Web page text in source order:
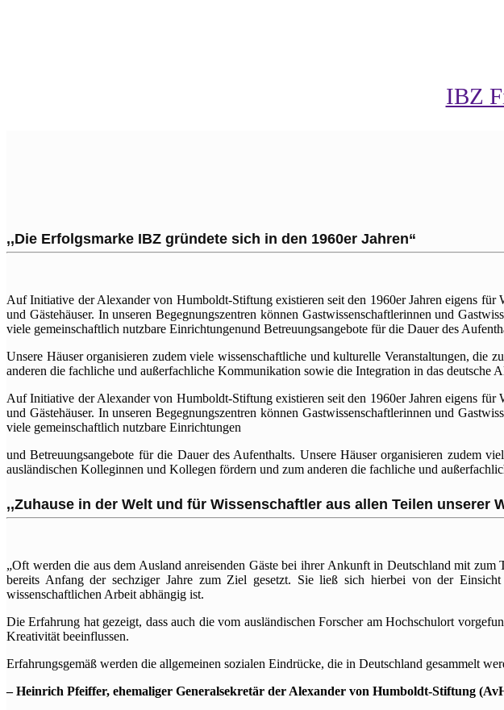
IBZ
,,Die Erfolgsmarke IBZ gründete sich in den 1960er Jahren“
Auf Initiative der Alexander von Humboldt-Stiftung existieren seit den 1960er Jahren eigens für
und Gästehäuser. In unseren Begegnungszentren können Gastwissenschaftlerinnen und
viele gemeinschaftlich nutzbare Einrichtungenund Betreuungsangebote für die Dauer des
Unsere Häuser organisieren zudem viele wissenschaftliche und kulturelle Veranstaltungen,
anderen die fachliche und außerfachliche Kommunikation sowie die Integration in das deutsche
Auf Initiative der Alexander von Humboldt-Stiftung existieren seit den 1960er Jahren eigens für
und Gästehäuser. In unseren Begegnungszentren können Gastwissenschaftlerinnen und
viele gemeinschaftlich nutzbare Einrichtungen
und Betreuungsangebote für die Dauer des Aufenthalts. Unsere Häuser organisieren zudem
ausländischen Kolleginnen und Kollegen fördern und zum anderen die fachliche und
,,Zuhause in der Welt und für Wissenschaftler aus allen Teilen unserer
„Oft werden die aus dem Ausland anreisenden Gäste bei ihrer Ankunft in Deutschland mit
bereits Anfang der sechziger Jahre zum Ziel gesetzt. Sie ließ sich hierbei von der
wissenschaftlichen Arbeit abhängig ist.
Die Erfahrung hat gezeigt, dass auch die vom ausländischen Forscher am Hochschulort
Kreativität beeinflussen.
Erfahrungsgemäß werden die allgemeinen sozialen Eindrücke, die in Deutschland gesammelt
– Heinrich Pfeiffer, ehemaliger Generalsekretär der Alexander von Humboldt-Stiftung